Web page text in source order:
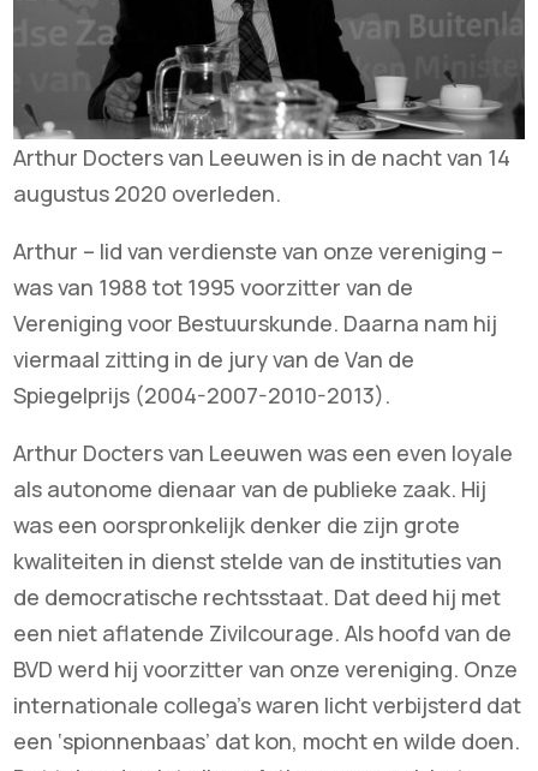
Arthur Docters van Leeuwen is in de nacht van 14
augustus 2020 overleden.
Arthur – lid van verdienste van onze vereniging –
was van 1988 tot 1995 voorzitter van de
Vereniging voor Bestuurskunde. Daarna nam hij
viermaal zitting in de jury van de Van de
Spiegelprijs (2004-2007-2010-2013).
Arthur Docters van Leeuwen was een even loyale
als autonome dienaar van de publieke zaak. Hij
was een oorspronkelijk denker die zijn grote
kwaliteiten in dienst stelde van de instituties van
de democratische rechtsstaat. Dat deed hij met
een niet aflatende Zivilcourage. Als hoofd van de
BVD werd hij voorzitter van onze vereniging. Onze
internationale collega’s waren licht verbijsterd dat
een ‘spionnenbaas’ dat kon, mocht en wilde doen.